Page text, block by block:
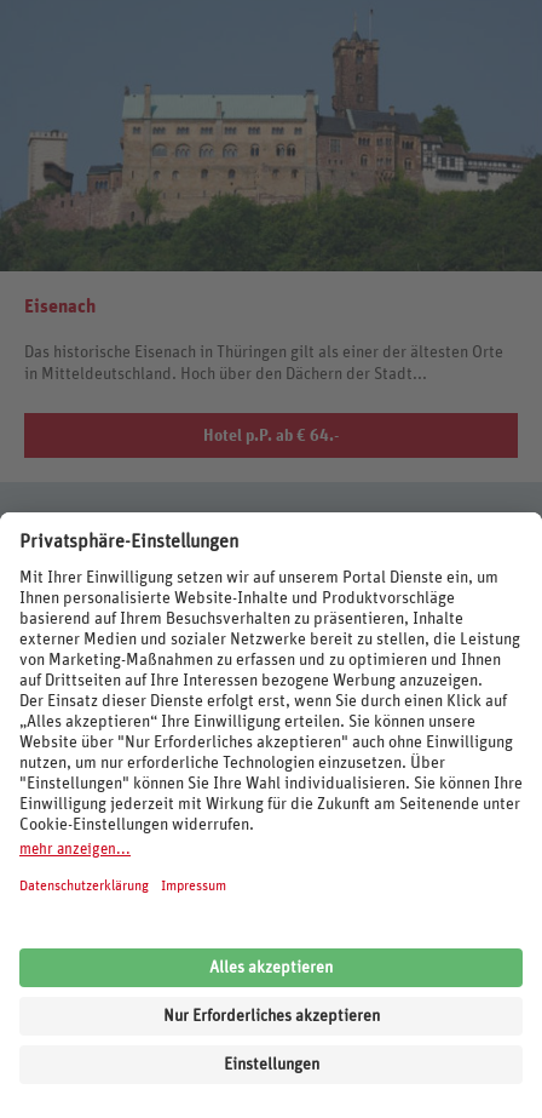
Eisenach
Das historische Eisenach in Thüringen gilt als einer der ältesten Orte
in Mitteldeutschland. Hoch über den Dächern der Stadt...
Hotel p.P. ab € 64.-
Natur und Kultur rund um Ihr Hotel im Thüringer
Wald
Ihr Urlaubswetter im Thüringer Wald verwöhnt Sie mit warmen
Sommertagen und kalten Wintern, wird jedoch durch die
unterschiedlichen Höhenlagen beeinflusst. Selbstverständlich weht
auf den bewaldeten Bergen ein frischerer Wind als in derweltoffenen
Stadt Eisenach oder der Bachstadt Arnstadt. Doch ganz gleich, ob Sie
den Natur- oder Kulturgenuss lieben: Die Hotels im Thüringer Wald
sind hervorragend auf die Bedürfnisse großer und kleiner Gäste
eingestellt und empfangen Sie mit attraktiven Annehmlichkeiten wie
von den Angeboten von REWE Reisen überzeugen und buchen Sie
malerischen Bergstädtchens Friedrichroda. Auch diegrößte Kuhglocke
bei Kleinschmalkalden ist ein beliebtes Fotomotiv. Nach
farbenfrohe Urlaubserinnerungen, wie beispielsweise ein schönes